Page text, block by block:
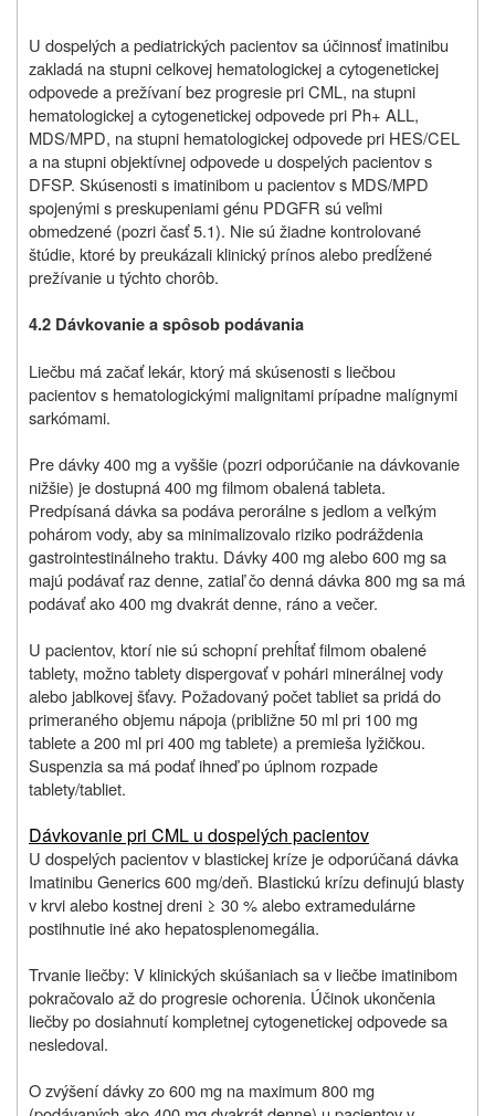
U dospelých a pediatrických pacientov sa účinnosť imatinibu
zakladá na stupni celkovej hematologickej a cytogenetickej
odpovede a prežívaní bez progresie pri CML, na stupni
hematologickej a cytogenetickej odpovede pri Ph+ ALL,
MDS/MPD, na stupni hematologickej odpovede pri HES/CEL
a na stupni objektívnej odpovede u dospelých pacientov s
DFSP. Skúsenosti s imatinibom u pacientov s MDS/MPD
spojenými s preskupeniami génu PDGFR sú veľmi
obmedzené (pozri časť 5.1). Nie sú žiadne kontrolované
štúdie, ktoré by preukázali klinický prínos alebo predĺžené
prežívanie u týchto chorôb.
4.2 Dávkovanie a spôsob podávania
Liečbu má začať lekár, ktorý má skúsenosti s liečbou
pacientov s hematologickými malignitami prípadne malígnymi
sarkómami.
Pre dávky 400 mg a vyššie (pozri odporúčanie na dávkovanie
nižšie) je dostupná 400 mg filmom obalená tableta.
Predpísaná dávka sa podáva perorálne s jedlom a veľkým
pohárom vody, aby sa minimalizovalo riziko podráždenia
gastrointestinálneho traktu. Dávky 400 mg alebo 600 mg sa
majú podávať raz denne, zatiaľ čo denná dávka 800 mg sa má
podávať ako 400 mg dvakrát denne, ráno a večer.
U pacientov, ktorí nie sú schopní prehĺtať filmom obalené
tablety, možno tablety dispergovať v pohári minerálnej vody
alebo jablkovej šťavy. Požadovaný počet tabliet sa pridá do
primeraného objemu nápoja (približne 50 ml pri 100 mg
tablete a 200 ml pri 400 mg tablete) a premieša lyžičkou.
Suspenzia sa má podať ihneď po úplnom rozpade
tablety/tabliet.
Dávkovanie pri CML u dospelých pacientov
U dospelých pacientov v blastickej kríze je odporúčaná dávka
Imatinibu Generics 600 mg/deň. Blastickú krízu definujú blasty
v krvi alebo kostnej dreni ≥ 30 % alebo extramedulárne
postihnutie iné ako hepatosplenomegália.
Trvanie liečby: V klinických skúšaniach sa v liečbe imatinibom
pokračovalo až do progresie ochorenia. Účinok ukončenia
liečby po dosiahnutí kompletnej cytogenetickej odpovede sa
nesledoval.
O zvýšení dávky zo 600 mg na maximum 800 mg